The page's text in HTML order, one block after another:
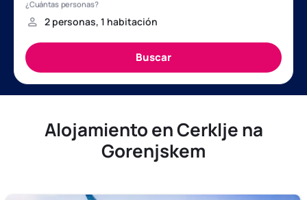
Alojamiento en Cerklje na
Gorenjskem